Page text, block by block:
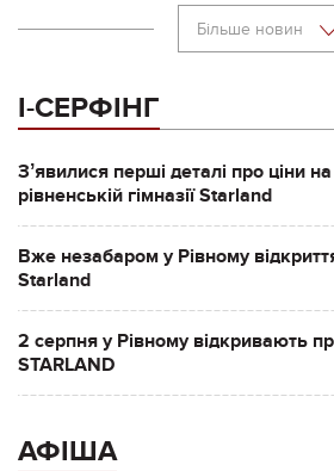
Більше новин
І-СЕРФІНГ
Зʼявилися перші деталі про ціни
рівненській гімназії Starland
Вже незабаром у Рівному відкриття
Starland
2 серпня у Рівному відкривають
STARLAND
АФІША